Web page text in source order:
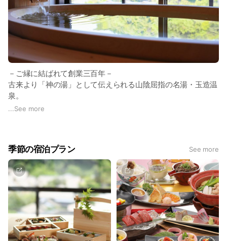
－ご縁に結ばれて創業三百年－
古来より「神の湯」として伝えられる山陰屈指の名湯・玉造温
泉。
神々が集う出雲の地で、皆様とのご縁で結ばれた想いと絆を大
...See more
季節の宿泊プラン See more